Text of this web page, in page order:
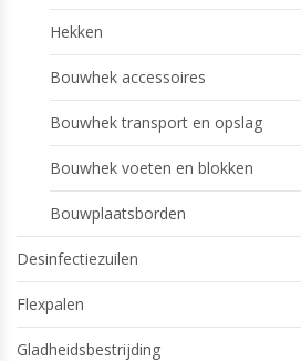
Hekken
Bouwhek accessoires
Bouwhek transport en opslag
Bouwhek voeten en blokken
Bouwplaatsborden
Desinfectiezuilen
Flexpalen
Gladheidsbestrijding